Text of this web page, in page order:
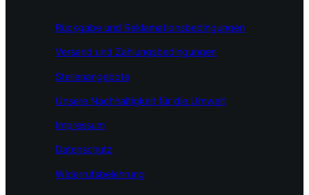
k
a
n
Rückgabe und Reklamationsbedingungen
Versand und Zahlungsbedingungen
Stellenangebote
Unsere Nachhaltigkeit für die Umwelt
Impressum
Datenschutz
Widerrufsbelehrung